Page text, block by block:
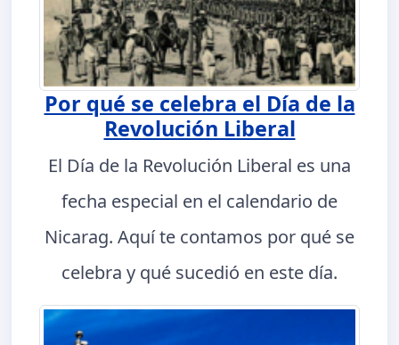
Por qué se celebra el Día de la
Revolución Liberal
El Día de la Revolución Liberal es una
fecha especial en el calendario de
Nicarag. Aquí te contamos por qué se
celebra y qué sucedió en este día.